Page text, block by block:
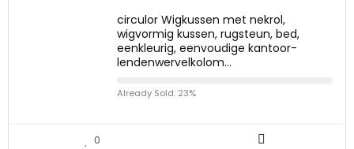
circulor Wigkussen met nekrol,
wigvormig kussen, rugsteun, bed,
eenkleurig, eenvoudige kantoor-
lendenwervelkolom…
Already Sold: 23%
0